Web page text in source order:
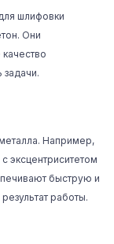
шлифовки
Они
задачи.
Например,
эксцентриситетом
быструю и
работы.